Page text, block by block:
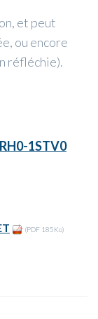
et peut
ou encore
réfléchie).
1STV0
(PDF 185Ko)